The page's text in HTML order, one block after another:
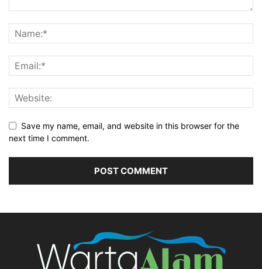
Save my name, email, and website in this browser for the
next time I comment.